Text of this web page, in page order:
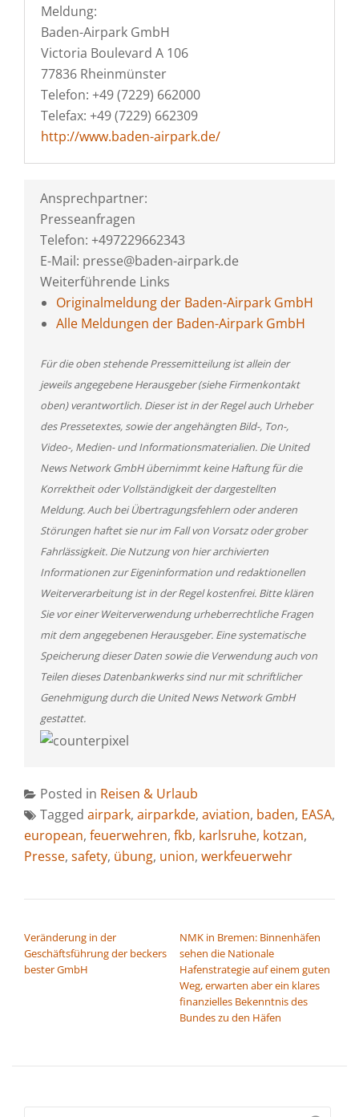
Meldung:
Baden-Airpark GmbH
Victoria Boulevard A 106
77836 Rheinmünster
Telefon: +49 (7229) 662000
Telefax: +49 (7229) 662309
http://www.baden-airpark.de/
Ansprechpartner:
Presseanfragen
Telefon: +497229662343
E-Mail: presse@baden-airpark.de
Weiterführende Links
Originalmeldung der Baden-Airpark GmbH
Alle Meldungen der Baden-Airpark GmbH
Für die oben stehende Pressemitteilung ist allein der
jeweils angegebene Herausgeber (siehe Firmenkontakt
oben) verantwortlich. Dieser ist in der Regel auch Urheber
des Pressetextes, sowie der angehängten Bild-, Ton-,
Video-, Medien- und Informationsmaterialien. Die United
News Network GmbH übernimmt keine Haftung für die
Korrektheit oder Vollständigkeit der dargestellten
Meldung. Auch bei Übertragungsfehlern oder anderen
Störungen haftet sie nur im Fall von Vorsatz oder grober
Fahrlässigkeit. Die Nutzung von hier archivierten
Informationen zur Eigeninformation und redaktionellen
Weiterverarbeitung ist in der Regel kostenfrei. Bitte klären
Sie vor einer Weiterverwendung urheberrechtliche Fragen
mit dem angegebenen Herausgeber. Eine systematische
Speicherung dieser Daten sowie die Verwendung auch von
Teilen dieses Datenbankwerks sind nur mit schriftlicher
Genehmigung durch die United News Network GmbH
gestattet.
Posted in Reisen & Urlaub
Tagged airpark, airparkde, aviation, baden, EASA,
european, feuerwehren, fkb, karlsruhe, kotzan,
Presse, safety, übung, union, werkfeuerwehr
Veränderung in der
Geschäftsführung der beckers
bester GmbH
NMK in Bremen: Binnenhäfen
sehen die Nationale
Hafenstrategie auf einem guten
Weg, erwarten aber ein klares
finanzielles Bekenntnis des
Bundes zu den Häfen